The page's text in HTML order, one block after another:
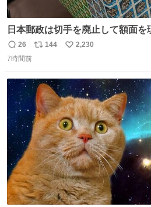
日本郵政は切手を廃止して額面
本郵政 @JapanPostHD_PR
返
信
26
リ
ト
数
144
い
数
2,230
7時間前